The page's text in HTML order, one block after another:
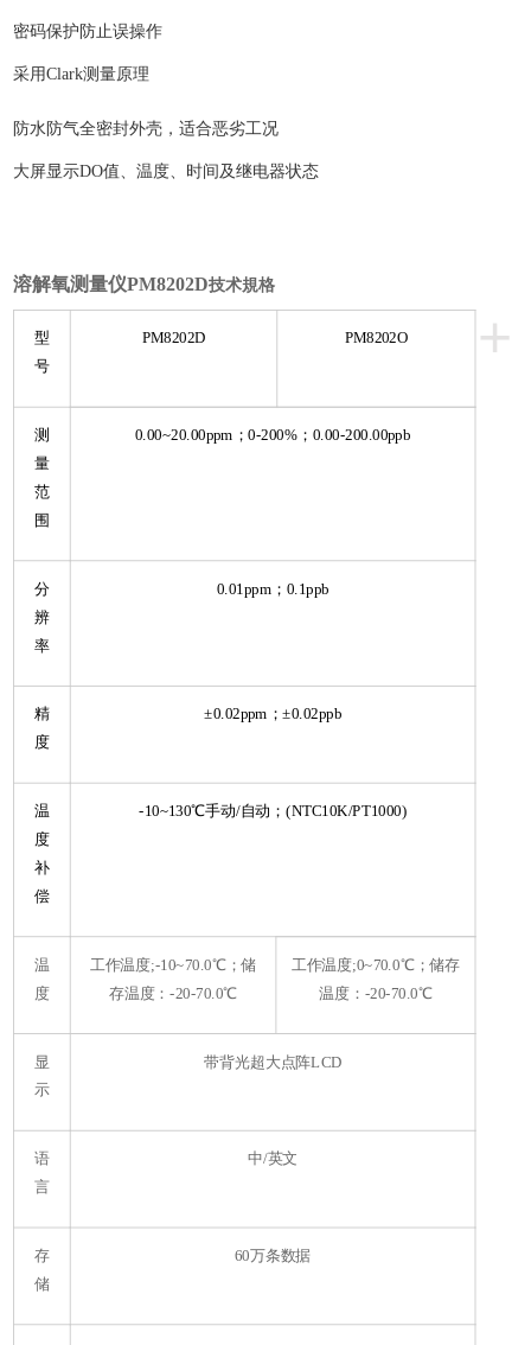
密码保护防止误操作
采用Clark测量原理
防水防气全密封外壳，适合恶劣工况
大屏显示DO值、温度、时间及继电器状态
溶解氧测量仪PM8202D技术規格
+
型
号
PM8202D PM8202O
测
量
范
围
0.00~20.00ppm；0-200%；0.00-200.00ppb
分
辨
率
0.01ppm；0.1ppb
精
度
±0.02ppm；±0.02ppb
温
度
补
偿
-10~130℃手动/自动；(NTC10K/PT1000)
温
度
工作温度;-10~70.0℃；储
存温度：-20-70.0℃
工作温度;0~70.0℃；储存
温度：-20-70.0℃
显
示
带背光超大点阵LCD
语
言
中/英文
存
储
60万条数据